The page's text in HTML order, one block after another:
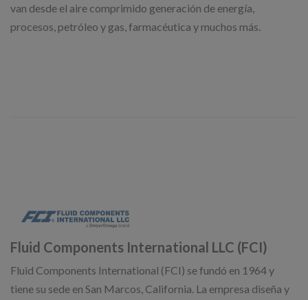
van desde el aire comprimido generación de energía,
procesos, petróleo y gas, farmacéutica y muchos más.
Fluid Components International LLC (FCI)
Fluid Components International (FCI) se fundó en 1964 y
tiene su sede en San Marcos, California. La empresa diseña y